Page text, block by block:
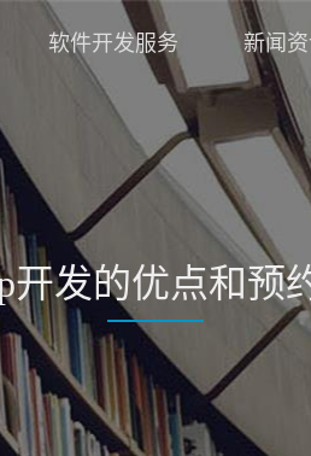
软件开发服务 新闻
开发的优点和预